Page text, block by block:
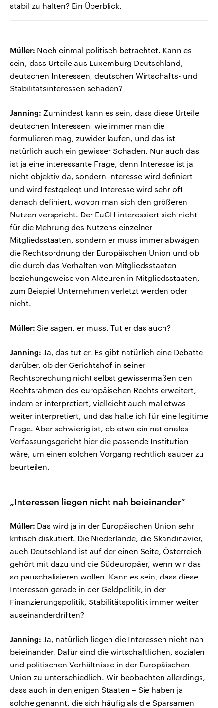
stabil zu halten? Ein Überblick.
Müller: Noch einmal politisch betrachtet. Kann es
sein, dass Urteile aus Luxemburg Deutschland,
deutschen Interessen, deutschen Wirtschafts- und
Stabilitätsinteressen schaden?
Janning: Zumindest kann es sein, dass diese Urteile
deutschen Interessen, wie immer man die
formulieren mag, zuwider laufen, und das ist
natürlich auch ein gewisser Schaden. Nur auch das
ist ja eine interessante Frage, denn Interesse ist ja
nicht objektiv da, sondern Interesse wird definiert
und wird festgelegt und Interesse wird sehr oft
danach definiert, wovon man sich den größeren
Nutzen verspricht. Der EuGH interessiert sich nicht
für die Mehrung des Nutzens einzelner
Mitgliedsstaaten, sondern er muss immer abwägen
die Rechtsordnung der Europäischen Union und ob
die durch das Verhalten von Mitgliedsstaaten
beziehungsweise von Akteuren in Mitgliedsstaaten,
zum Beispiel Unternehmen verletzt werden oder
nicht.
Müller: Sie sagen, er muss. Tut er das auch?
Janning: Ja, das tut er. Es gibt natürlich eine Debatte
darüber, ob der Gerichtshof in seiner
Rechtsprechung nicht selbst gewissermaßen den
Rechtsrahmen des europäischen Rechts erweitert,
indem er interpretiert, vielleicht auch mal etwas
weiter interpretiert, und das halte ich für eine legitime
Frage. Aber schwierig ist, ob etwa ein nationales
Verfassungsgericht hier die passende Institution
wäre, um einen solchen Vorgang rechtlich sauber zu
beurteilen.
„Interessen liegen nicht nah beieinander“
Müller: Das wird ja in der Europäischen Union sehr
kritisch diskutiert. Die Niederlande, die Skandinavier,
auch Deutschland ist auf der einen Seite, Österreich
gehört mit dazu und die Südeuropäer, wenn wir das
so pauschalisieren wollen. Kann es sein, dass diese
Interessen gerade in der Geldpolitik, in der
Finanzierungspolitik, Stabilitätspolitik immer weiter
auseinanderdriften?
Janning: Ja, natürlich liegen die Interessen nicht nah
beieinander. Dafür sind die wirtschaftlichen, sozialen
und politischen Verhältnisse in der Europäischen
Union zu unterschiedlich. Wir beobachten allerdings,
dass auch in denjenigen Staaten – Sie haben ja
solche genannt, die sich häufig als die Sparsamen